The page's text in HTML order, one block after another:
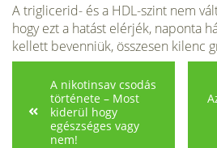
A triglicerid- és a HDL-szint nem
hogy ezt a hatást elérjék, naponta
kellett bevenniük, összesen kilenc
A nikotinsav csodás
története – Most
kiderül hogy
egészséges vagy
nem!